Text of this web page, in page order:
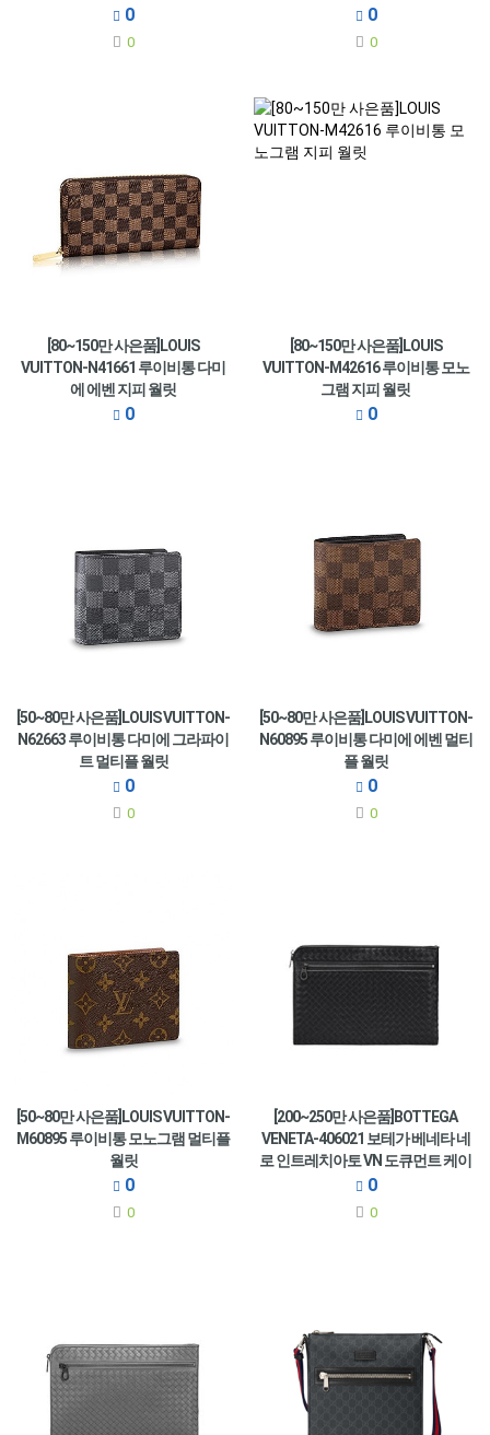
0
0
0
0
[80~150만 사은품]LOUIS
VUITTON-N41661 루이비통 다미
에 에벤 지피 월릿
0
[80~150만 사은품]LOUIS
VUITTON-M42616 루이비통 모노
그램 지피 월릿
0
[50~80만 사은품]LOUIS VUITTON-
N62663 루이비통 다미에 그라파이
트 멀티플 월릿
0
0
[50~80만 사은품]LOUIS VUITTON-
N60895 루이비통 다미에 에벤 멀티
플 월릿
0
0
[50~80만 사은품]LOUIS VUITTON-
M60895 루이비통 모노그램 멀티플
월릿
0
0
[200~250만 사은품]BOTTEGA
VENETA-406021 보테가 베네타 네
로 인트레치아토 VN 도큐먼트 케이
스0
0